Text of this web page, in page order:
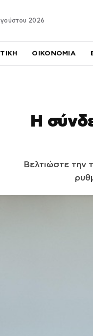
2026
ΟΙΚΟΝΟΜΙΑ
Η
Βελτιώστε την